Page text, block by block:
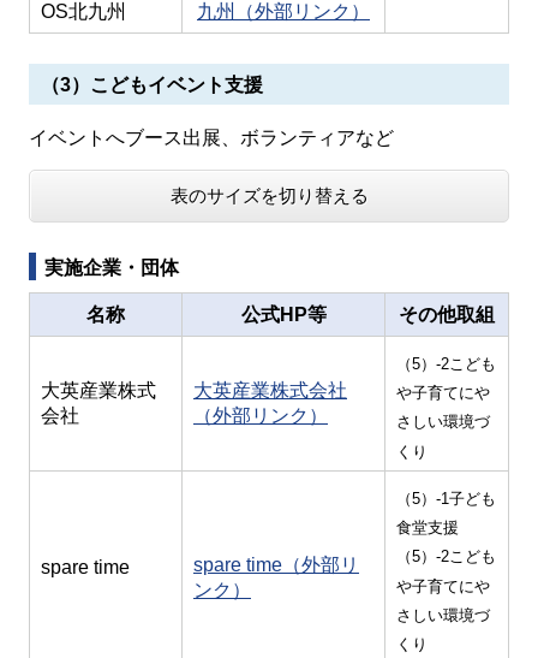
OS北九州
九州（外部リンク）
（3）こどもイベント支援
イベントへブース出展、ボランティアなど
表のサイズを切り替える
実施企業・団体
名称 公式HP等 その他取組
大英産業株式
会社
大英産業株式会社
（外部リンク）
（5）-2こども
や子育てにや
さしい環境づ
くり
spare time
spare time（外部リ
ンク）
（5）-1子ども
食堂支援
（5）-2こども
や子育てにや
さしい環境づ
くり